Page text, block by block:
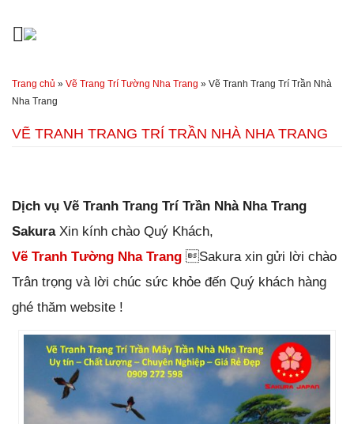
Trang chủ » Vẽ Trang Trí Tường Nha Trang » Vẽ Tranh Trang Trí Trần Nhà
Nha Trang
VẼ TRANH TRANG TRÍ TRẦN NHÀ NHA TRANG
Dịch vụ Vẽ Tranh Trang Trí Trần Nhà Nha Trang
Sakura Xin kính chào Quý Khách,
Vẽ Tranh Tường Nha Trang Sakura xin gửi lời chào
Trân trọng và lời chúc sức khỏe đến Quý khách hàng
ghé thăm website !